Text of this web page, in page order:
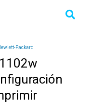
Packard